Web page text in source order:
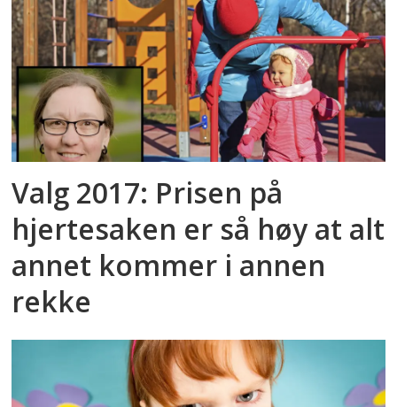
Valg 2017: Prisen på
hjertesaken er så høy at alt
annet kommer i annen
rekke